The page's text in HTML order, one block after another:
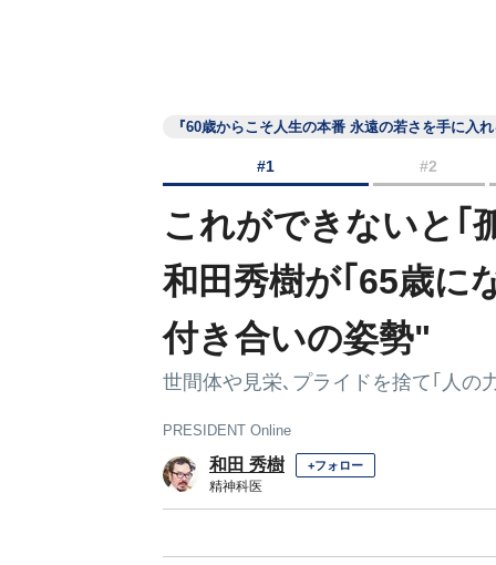
『60歳からこそ人生の本番 永遠の若さを手に入
#1 #2
これができないと｢
和田秀樹が｢65歳に
付き合いの姿勢"
世間体や見栄､プライドを捨て｢人の
PRESIDENT Online
和田 秀樹 +フォロー
精神科医